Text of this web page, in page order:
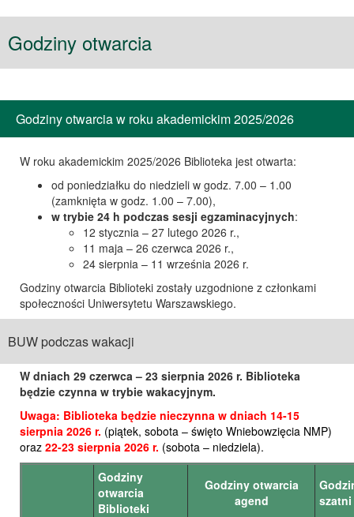
Godziny otwarcia
Godziny otwarcia w roku akademickim 2025/2026
W roku akademickim 2025/2026 Biblioteka jest otwarta:
od poniedziałku do niedzieli w godz. 7.00 – 1.00
(zamknięta w godz. 1.00 – 7.00),
w trybie 24 h podczas sesji egzaminacyjnych:
12 stycznia – 27 lutego 2026 r.,
11 maja – 26 czerwca 2026 r.,
24 sierpnia – 11 września 2026 r.
Godziny otwarcia Biblioteki zostały uzgodnione z członkami
społeczności Uniwersytetu Warszawskiego.
BUW podczas wakacji
W dniach 29 czerwca – 23 sierpnia 2026 r. Biblioteka
będzie czynna w trybie wakacyjnym.
Uwaga: Biblioteka będzie nieczynna w dniach 14-15
sierpnia 2026 r. (piątek, sobota – święto Wniebowzięcia NMP)
oraz 22-23 sierpnia 2026 r. (sobota – niedziela).
Godziny
otwarcia
Biblioteki
Godziny otwarcia
agend
szatni